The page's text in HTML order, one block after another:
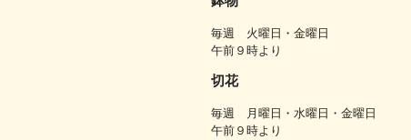
毎週 火曜日・金曜日
午前９時より
切花
毎週 月曜日・水曜日・金曜日
午前９時より